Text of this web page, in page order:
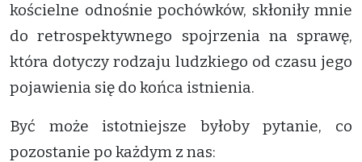
kościelne odnośnie pochówków, skłoniły mnie
do retrospektywnego spojrzenia na sprawę,
która dotyczy rodzaju ludzkiego od czasu jego
pojawienia się do końca istnienia.
Być może istotniejsze byłoby pytanie, co
pozostanie po każdym z nas: